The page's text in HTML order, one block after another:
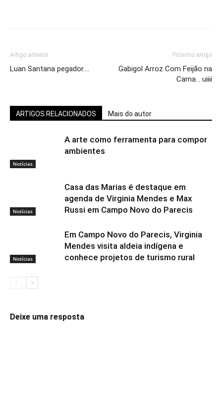
Artigo anterior
Luan Santana pegador….
Próximo artigo
Gabigol Arroz Com Feijão na
Cama… uiiii
ARTIGOS RELACIONADOS Mais do autor
Notícias
A arte como ferramenta para compor
ambientes
Notícias
Casa das Marias é destaque em
agenda de Virginia Mendes e Max
Russi em Campo Novo do Parecis
Notícias
Em Campo Novo do Parecis, Virginia
Mendes visita aldeia indígena e
conhece projetos de turismo rural
Deixe uma resposta